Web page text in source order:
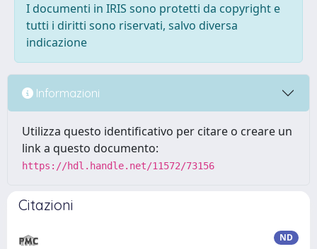
I documenti in IRIS sono protetti da copyright e
tutti i diritti sono riservati, salvo diversa
indicazione
Informazioni
Utilizza questo identificativo per citare o creare un
link a questo documento:
https://hdl.handle.net/11572/73156
Citazioni
ND